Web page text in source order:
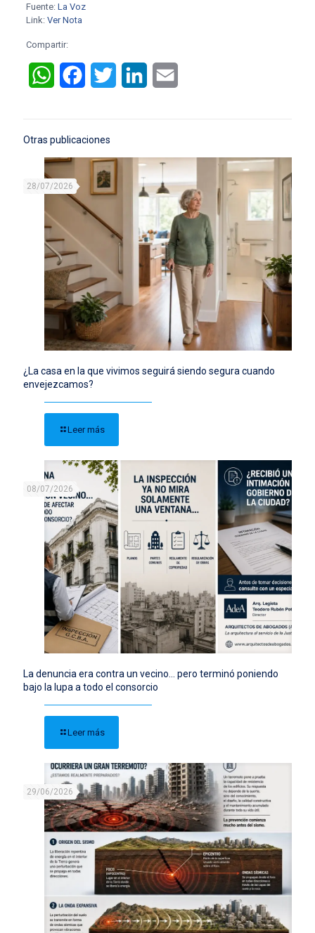
Fuente: La Voz
Link: Ver Nota
Compartir:
WhatsAppFacebookTwitter LinkedIn
Otras publicaciones
28/07/2026
¿La casa en la que vivimos seguirá siendo segura cuando
envejezcamos?
Leer más
08/07/2026
La denuncia era contra un vecino… pero terminó poniendo
bajo la lupa a todo el consorcio
Leer más
29/06/2026